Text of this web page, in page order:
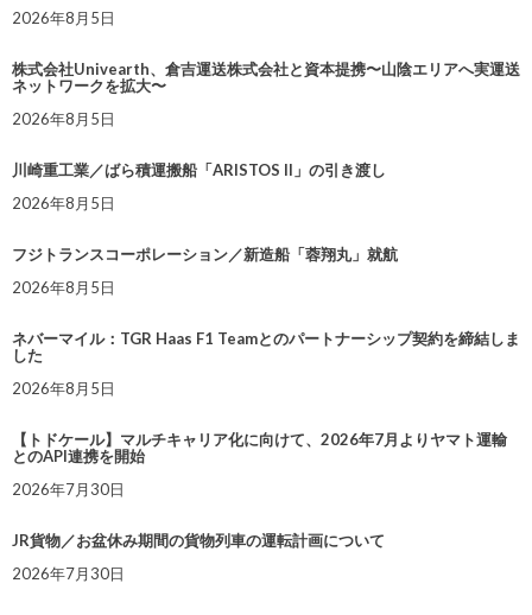
2026年8月5日
株式会社Univearth、倉吉運送株式会社と資本提携〜山陰エリアへ実運送
ネットワークを拡大〜
2026年8月5日
川崎重工業／ばら積運搬船「ARISTOS II」の引き渡し
2026年8月5日
フジトランスコーポレーション／新造船「蓉翔丸」就航
2026年8月5日
ネバーマイル：TGR Haas F1 Teamとのパートナーシップ契約を締結しま
した
2026年8月5日
【トドケール】マルチキャリア化に向けて、2026年7月よりヤマト運輸
とのAPI連携を開始
2026年7月30日
JR貨物／お盆休み期間の貨物列車の運転計画について
2026年7月30日